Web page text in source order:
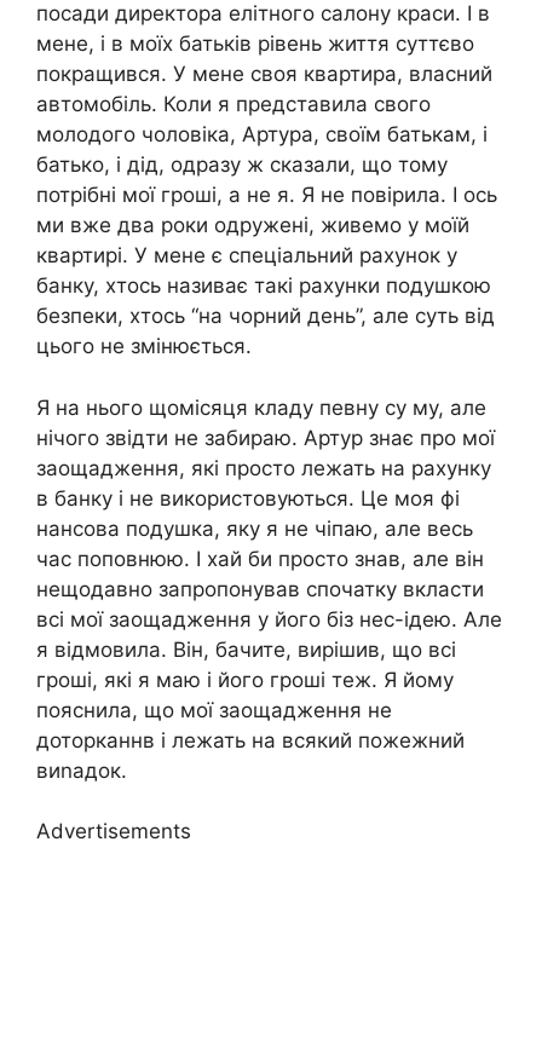
посади директора елітного салону краси. І в
мене, і в моїх батьків рівень життя суттєво
покращився. У мене своя квартира, власний
автомобіль. Коли я представила свого
молодого чоловіка, Артура, своїм батькам, і
батько, і дід, одразу ж сказали, що тому
потрібні мої гроші, а не я. Я не повірила. І ось
ми вже два роки одружені, живемо у моїй
квартирі. У мене є спеціальний рахунок у
банку, хтось називає такі рахунки подушкою
безпеки, хтось “на чорний день”, але суть від
цього не змінюється.
Я на нього щомісяця кладу певну су му, але
нічого звідти не забираю. Артур знає про мої
заощадження, які просто лежать на рахунку
в банку і не використовуються. Це моя фі
нансова подушка, яку я не чіпаю, але весь
час поповнюю. І хай би просто знав, але він
нещодавно запропонував спочатку вкласти
всі мої заощадження у його біз нес-ідею. Але
я відмовила. Він, бачите, вирішив, що всі
гроші, які я маю і його гроші теж. Я йому
пояснила, що мої заощадження не
доторканнв і лежать на всякий пожежний
виnадок.
Advertisements